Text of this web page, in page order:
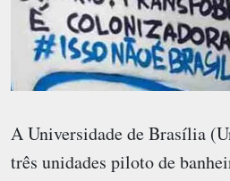
A Universidade de Brasília
três unidades piloto de